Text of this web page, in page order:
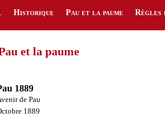
Historique Pau et la paume Règles
et la paume
1889
de Pau
1889